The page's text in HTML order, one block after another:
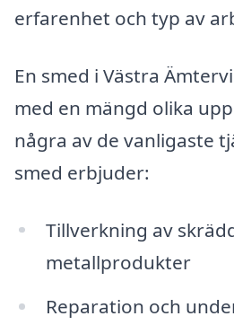
erfarenhet och typ av
En smed i Västra
med en mängd olika
några av de vanligaste
smed erbjuder:
Tillverkning av
metallprodukter
Reparation och